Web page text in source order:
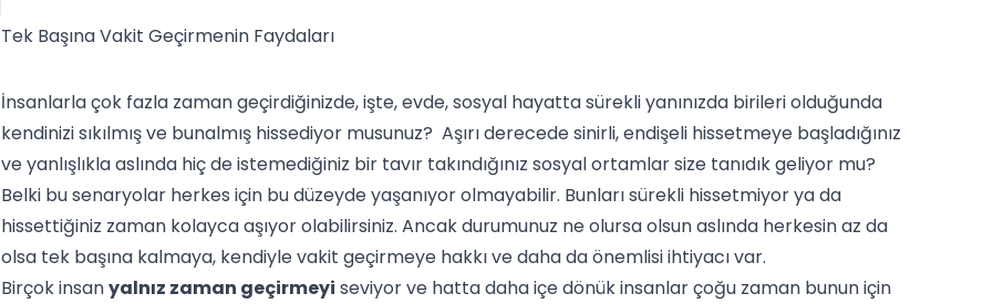
Tek Başına Vakit Geçirmenin Faydaları
İnsanlarla çok fazla zaman geçirdiğinizde, işte, evde, sosyal hayatta sürekli yanınızda birileri olduğunda
kendinizi sıkılmış ve bunalmış hissediyor musunuz? Aşırı derecede sinirli, endişeli hissetmeye başladığınız
ve yanlışlıkla aslında hiç de istemediğiniz bir tavır takındığınız sosyal ortamlar size tanıdık geliyor mu?
Belki bu senaryolar herkes için bu düzeyde yaşanıyor olmayabilir. Bunları sürekli hissetmiyor ya da
hissettiğiniz zaman kolayca aşıyor olabilirsiniz. Ancak durumunuz ne olursa olsun aslında herkesin az da
olsa tek başına kalmaya, kendiyle vakit geçirmeye hakkı ve daha da önemlisi ihtiyacı var.
Birçok insanyalnız zaman geçirmeyi seviyor ve hatta daha içe dönük insanlar çoğu zaman bunun için